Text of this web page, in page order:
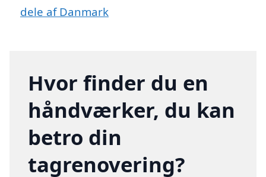
dele af Danmark
Hvor finder du en
håndværker, du kan
betro din
tagrenovering?